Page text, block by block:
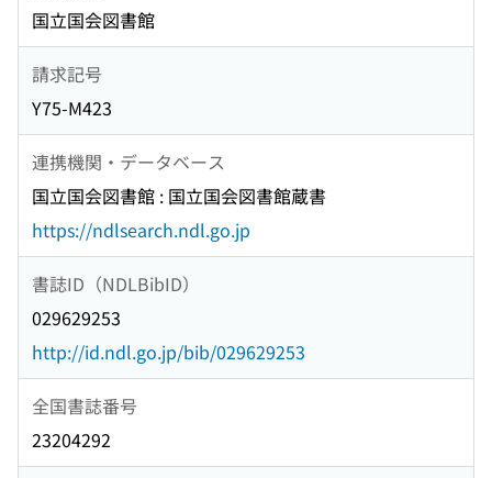
国立国会図書館
請求記号
Y75-M423
連携機関・データベース
国立国会図書館 : 国立国会図書館蔵書
https://ndlsearch.ndl.go.jp
書誌ID（NDLBibID）
029629253
http://id.ndl.go.jp/bib/029629253
全国書誌番号
23204292